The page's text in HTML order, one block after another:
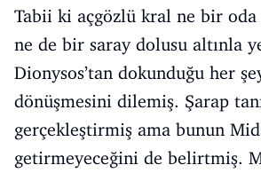
Tabii ki açgözlü kral ne bir oda
ne de bir saray dolusu altınla
Dionysos’tan dokunduğu her
dönüşmesini dilemiş. Şarap
gerçekleştirmiş ama bunun
getirmeyeceğini de belirtmiş.